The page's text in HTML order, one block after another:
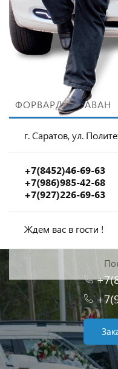
ФОРВАРД КАРАВАН
г. Саратов, ул.
+7(8452)46-69-63
+7(986)985-42-68
+7(927)226-69-63
Ждем вас в гости !